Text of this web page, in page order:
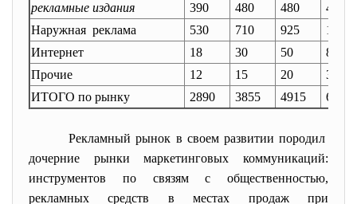
рекламные издания
390 480 480
485
Наружная реклама
530 710 925
1100
Интернет
18 30 50
85
Прочие
12 15 20
30
ИТОГО по рынку
2890 3855 4915 6000
Рекламный рынок в своем развитии породил
дочерние рынки маркетинговых коммуникаций:
инструментов по связям с общественностью,
рекламных средств в местах продаж при